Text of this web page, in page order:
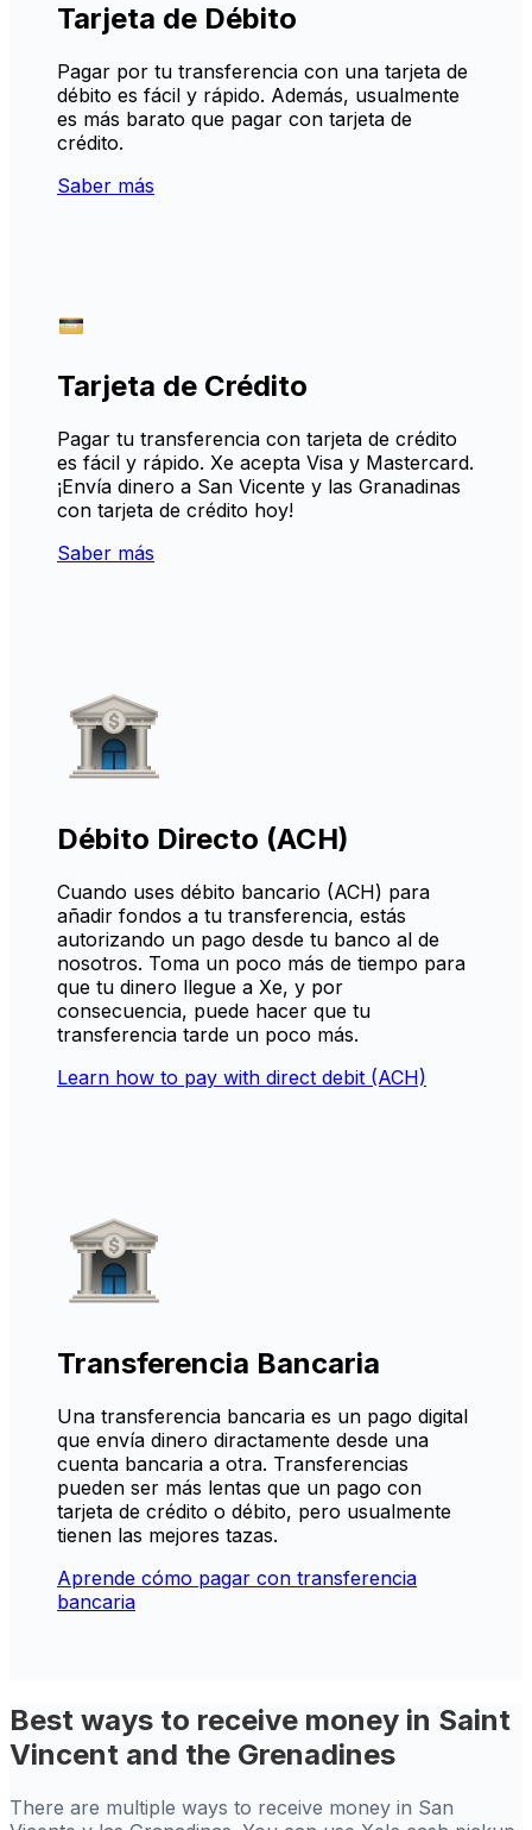
Tarjeta de Débito
Pagar por tu transferencia con una tarjeta de
débito es fácil y rápido. Además, usualmente
es más barato que pagar con tarjeta de
crédito.
Saber más
Tarjeta de Crédito
Pagar tu transferencia con tarjeta de crédito
es fácil y rápido. Xe acepta Visa y Mastercard.
¡Envía dinero a San Vicente y las Granadinas
con tarjeta de crédito hoy!
Saber más
Débito Directo (ACH)
Cuando uses débito bancario (ACH) para
añadir fondos a tu transferencia, estás
autorizando un pago desde tu banco al de
nosotros. Toma un poco más de tiempo para
que tu dinero llegue a Xe, y por
consecuencia, puede hacer que tu
transferencia tarde un poco más.
Learn how to pay with direct debit (ACH)
Transferencia Bancaria
Una transferencia bancaria es un pago digital
que envía dinero diractamente desde una
cuenta bancaria a otra. Transferencias
pueden ser más lentas que un pago con
tarjeta de crédito o débito, pero usualmente
tienen las mejores tazas.
Aprende cómo pagar con transferencia
bancaria
Best ways to receive money in Saint
Vincent and the Grenadines
There are multiple ways to receive money in San